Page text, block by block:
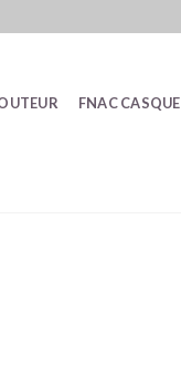
FNAC CASQUE